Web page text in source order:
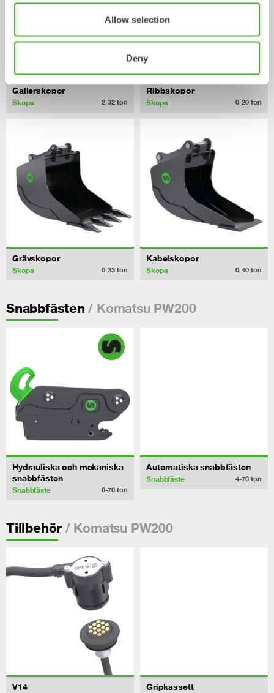
Allow selection
Deny
Gallerskopor
Skopa 2-32 ton
Ribbskopor
Skopa 0-20 ton
Grävskopor
Skopa 0-33 ton
Kabelskopor
Skopa 0-40 ton
Snabbfästen / Komatsu PW200
Hydrauliska och mekaniska
snabbfästen
Snabbfäste 0-70 ton
Automatiska snabbfästen
Snabbfäste 4-70 ton
Tillbehör / Komatsu PW200
V14 Gripkassett